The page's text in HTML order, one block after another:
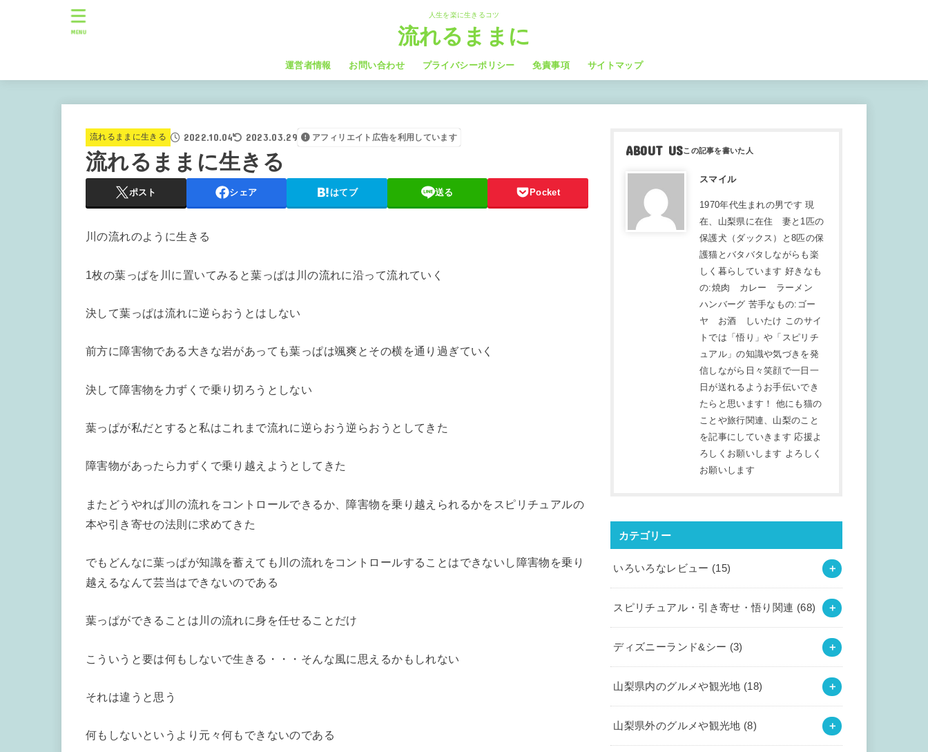
人生を楽に生きるコツ
流れるままに
運営者情報 お問い合わせ プライバシーポリシー 免責事項 サイトマップ
MENU
流れるままに生きる 2022.10.04 2023.03.29 アフィリエイト広告を利用しています
流れるままに生きる
ポスト シェア はてブ 送る Pocket
川の流れのように生きる
1枚の葉っぱを川に置いてみると葉っぱは川の流れに沿って流れていく
決して葉っぱは流れに逆らおうとはしない
前方に障害物である大きな岩があっても葉っぱは颯爽とその横を通り過ぎていく
決して障害物を力ずくで乗り切ろうとしない
葉っぱが私だとすると私はこれまで流れに逆らおう逆らおうとしてきた
障害物があったら力ずくで乗り越えようとしてきた
またどうやれば川の流れをコントロールできるか、障害物を乗り越えられるかをスピリチュアルの
本や引き寄せの法則に求めてきた
でもどんなに葉っぱが知識を蓄えても川の流れをコントロールすることはできないし障害物を乗り
越えるなんて芸当はできないのである
葉っぱができることは川の流れに身を任せることだけ
こういうと要は何もしないで生きる・・・そんな風に思えるかもしれない
それは違うと思う
何もしないというより元々何もできないのである
ABOUT US
スマイル
1970年代生まれの男です 現
在、山梨県に在住 妻と1匹の
保護犬（ダックス）と8匹の保
護猫とバタバタしながらも楽
しく暮らしています 好きなも
の:焼肉 カレー ラーメン
ハンバーグ 苦手なもの:ゴー
ヤ お酒 しいたけ このサイ
トでは「悟り」や「スピリチ
ュアル」の知識や気づきを発
信しながら日々笑顔で一日一
日が送れるようお手伝いでき
たらと思います！ 他にも猫の
ことや旅行関連、山梨のこと
を記事にしていきます 応援よ
ろしくお願いします よろしく
お願いします
カテゴリー
いろいろなレビュー (15)
スピリチュアル・引き寄せ・悟り関連 (68)
ディズニーランド&シー (3)
山梨県内のグルメや観光地 (18)
山梨県外のグルメや観光地 (8)